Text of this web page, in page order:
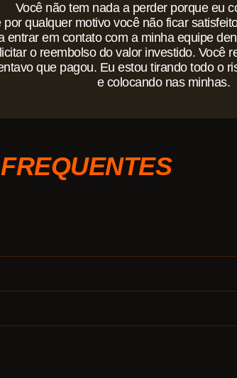
Você não tem nada a perder porque eu
por qualquer motivo você não ficar
entrar em contato com a minha equipe
o reembolso do valor investido. Você
que pagou. Eu estou tirando todo o
e colocando nas minhas.